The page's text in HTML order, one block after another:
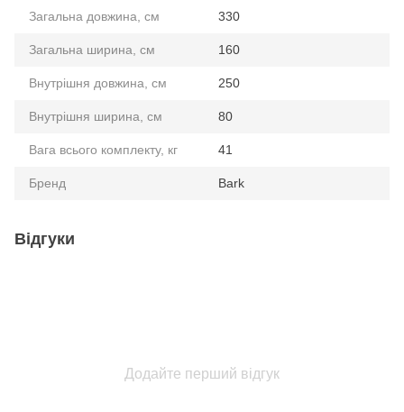
Загальна довжина, см 330
Загальна ширина, см 160
Внутрішня довжина, см 250
Внутрішня ширина, см 80
Вага всього комплекту, кг 41
Бренд Bark
Відгуки
Додайте перший відгук